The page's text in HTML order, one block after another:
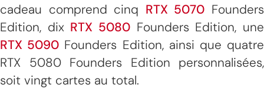
cadeau comprend cinq RTX 5070 Founders
Edition, dix RTX 5080 Founders Edition, une
RTX 5090 Founders Edition, ainsi que quatre
RTX 5080 Founders Edition personnalisées,
soit vingt cartes au total.